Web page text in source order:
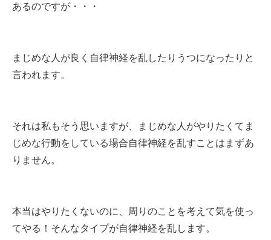
あるのですが・・・
まじめな人が良く自律神経を乱したりうつになったりと
言われます。
それは私もそう思いますが、まじめな人がやりたくてま
じめな行動をしている場合自律神経を乱すことはまずあ
りません。
本当はやりたくないのに、周りのことを考えて気を使っ
てやる！そんなタイプが自律神経を乱します。